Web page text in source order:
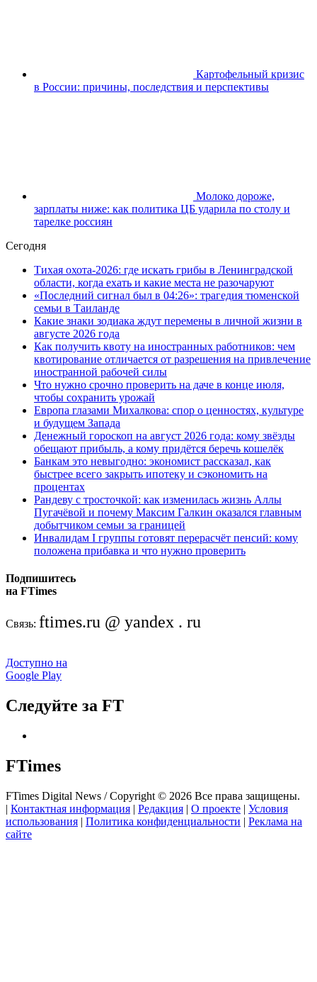
Картофельный кризис
в России: причины, последствия и перспективы
Молоко дороже,
зарплаты ниже: как политика ЦБ ударила по столу и
тарелке россиян
Сегодня
Тихая охота-2026: где искать грибы в Ленинградской
области, когда ехать и какие места не разочаруют
«Последний сигнал был в 04:26»: трагедия тюменской
семьи в Таиланде
Какие знаки зодиака ждут перемены в личной жизни в
августе 2026 года
Как получить квоту на иностранных работников: чем
квотирование отличается от разрешения на привлечение
иностранной рабочей силы
Что нужно срочно проверить на даче в конце июля,
чтобы сохранить урожай
Европа глазами Михалкова: спор о ценностях, культуре
и будущем Запада
Денежный гороскоп на август 2026 года: кому звёзды
обещают прибыль, а кому придётся беречь кошелёк
Банкам это невыгодно: экономист рассказал, как
быстрее всего закрыть ипотеку и сэкономить на
процентах
Рандеву с тросточкой: как изменилась жизнь Аллы
Пугачёвой и почему Максим Галкин оказался главным
добытчиком семьи за границей
Инвалидам I группы готовят перерасчёт пенсий: кому
положена прибавка и что нужно проверить
Подпишитесь
на FTimes
Связь: ftimes.ru @ yandex . ru
Доступно на
Google Play
Следуйте за FT
FTimes
FTimes Digital News / Copyright © 2026 Все права защищены.
| Контактная информация | Редакция | О проекте | Условия
использования | Политика конфиденциальности | Реклама на
сайте